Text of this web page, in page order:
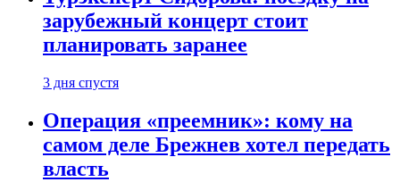
зарубежный концерт стоит
планировать заранее
3 дня спустя
Операция «преемник»: кому на
самом деле Брежнев хотел передать
власть